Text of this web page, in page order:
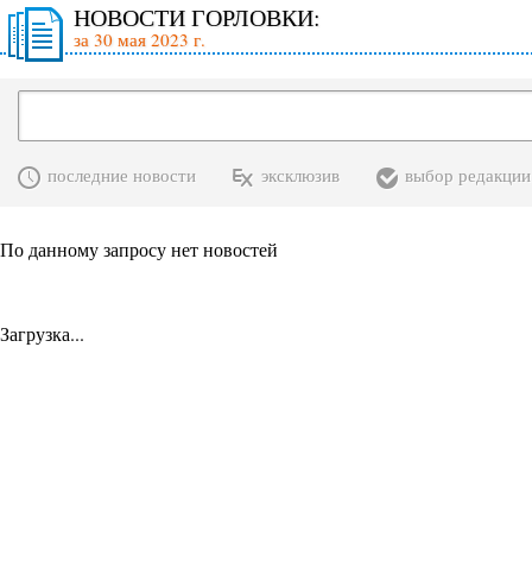
НОВОСТИ ГОРЛОВКИ:
за 30 мая 2023 г.
последние новости эксклюзив выбор редакции
По данному запросу нет новостей
Загрузка...